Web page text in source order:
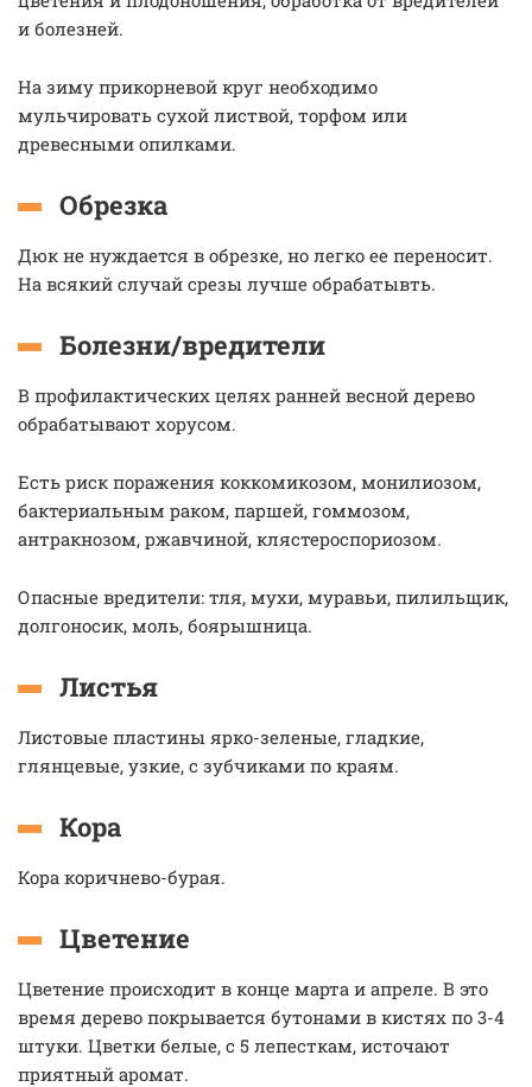
и болезней.
На зиму прикорневой круг необходимо
мульчировать сухой листвой, торфом или
древесными опилками.
Обрезка
Дюк не нуждается в обрезке, но легко ее переносит.
На всякий случай срезы лучше обрабатывть.
Болезни/вредители
В профилактических целях ранней весной дерево
обрабатывают хорусом.
Есть риск поражения коккомикозом, монилиозом,
бактериальным раком, паршей, гоммозом,
антракнозом, ржавчиной, клястероспориозом.
Опасные вредители: тля, мухи, муравьи, пилильщик,
долгоносик, моль, боярышница.
Листья
Листовые пластины ярко-зеленые, гладкие,
глянцевые, узкие, с зубчиками по краям.
Кора
Кора коричнево-бурая.
Цветение
Цветение происходит в конце марта и апреле. В это
время дерево покрывается бутонами в кистях по 3-4
штуки. Цветки белые, с 5 лепесткам, источают
приятный аромат.